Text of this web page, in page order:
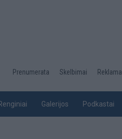
Desktop
top
Prenumerata Skelbimai Reklama
Galerijos Podkastai